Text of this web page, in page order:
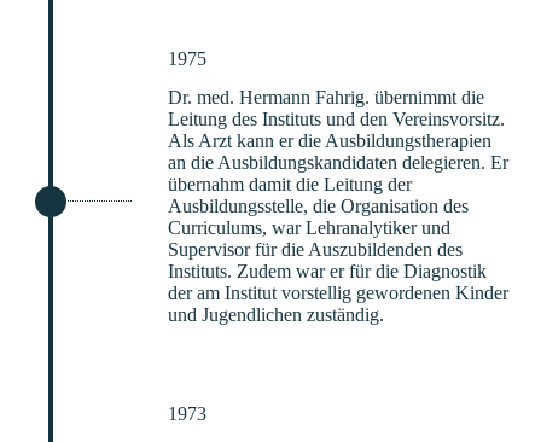
1975
Dr. med. Hermann Fahrig. übernimmt die
Leitung des Instituts und den Vereinsvorsitz.
Als Arzt kann er die Ausbildungstherapien
an die Ausbildungskandidaten delegieren. Er
übernahm damit die Leitung der
Ausbildungsstelle, die Organisation des
Curriculums, war Lehranalytiker und
Supervisor für die Auszubildenden des
Instituts. Zudem war er für die Diagnostik
der am Institut vorstellig gewordenen Kinder
und Jugendlichen zuständig.
1973